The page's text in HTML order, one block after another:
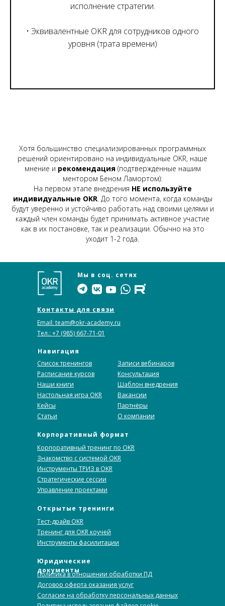
исполнение стратегии.
• Эквивалентные OKR для сотрудников одного
уровня (трата времени)
Хотя большинство специализированных программных
решений ориентировано на индивидуальные OKR, наше
мнение и рекомендация (подтвержденные нашим
ментором Беном Ламортом):
На первом этапе внедрения НЕ используйте
индивидуальные OKR. До того момента, когда команды
будут уверенно и устойчиво работать над своими целями и
каждый член команды будет принимать активное участие
как в их постановке, так и реализации. Обычно на это
уходит 1-2 года.
Навигация
Корпоративный формат
Открытые тренинги
Контакты для связи
Мы в соц. сетях
Политика в отношении обработки ПД
Договор оферта оказания услуг
Тест-драйв OKR
Тренинг для OKR коучей
Инструменты фасилитации
Инструменты ТРИЗ в OKR
Знакомство с системой OKR
Стратегические сессии
Управление проектами
Корпоративный тренинг по OKR
Список тренингов
Статьи
Расписание курсов
Записи вебинаров
Кейсы
Шаблон внедрения
Вакансии
Партнёры
О компании
Консультация
Настольная игра OKR
Наши книги
Тел.: +7 (985) 667-71-01
Email: team@okr-academy.ru
Согласие на обработку персональных данных
Юридические
документы